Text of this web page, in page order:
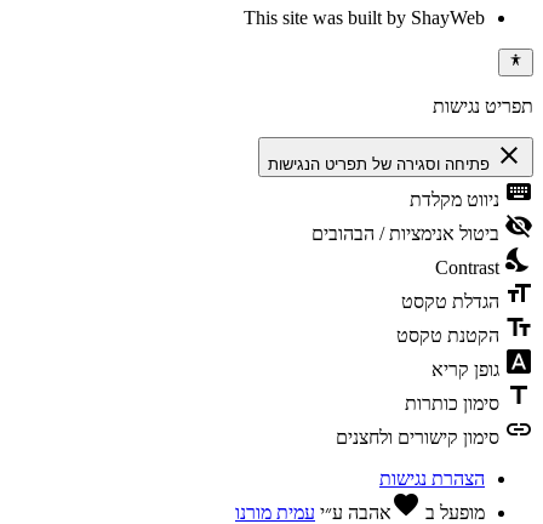
This site was built by ShayWeb
תפריט נגישות
close פתיחה וסגירה של תפריט הנגישות
keyboard ניווט מקלדת
visibility_off ביטול אנימציות / הבהובים
nights_stay
Contrast
format_size הגדלת טקסט
text_fields הקטנת טקסט
font_download גופן קריא
title סימון כותרות
link סימון קישורים ולחצנים
הצהרת נגישות
מופעל ב favoriteאהבה ע״י עמית מורנו